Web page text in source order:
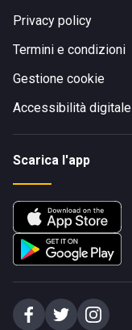
Privacy policy
Termini e condizioni
Gestione cookie
Accessibilità digitale
Scarica l'app